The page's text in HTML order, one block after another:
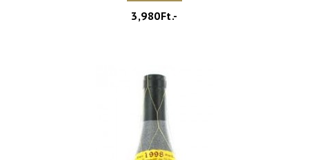
3,980Ft.-